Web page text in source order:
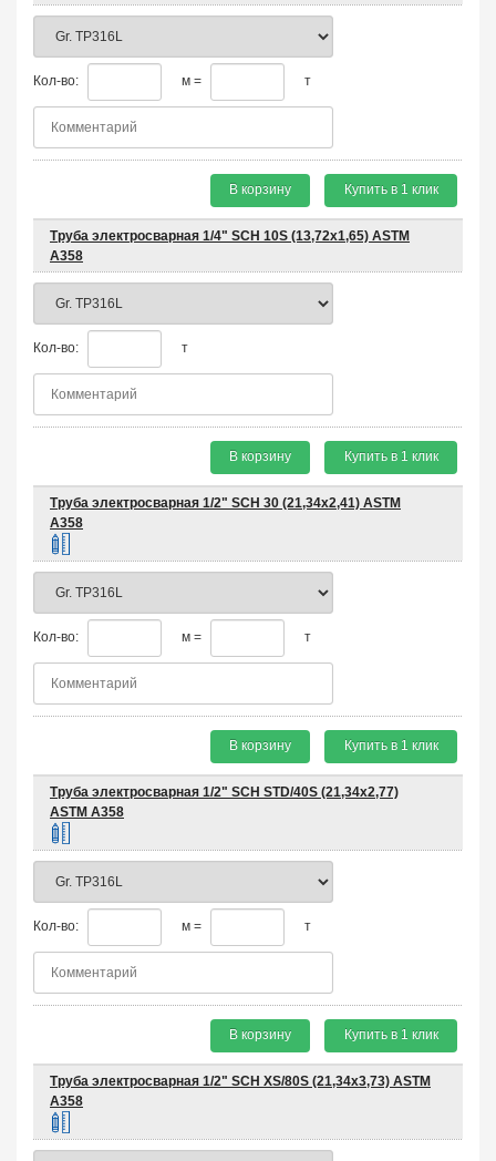
Кол-во: м = т
В корзину Купить в 1 клик
Труба электросварная 1/4" SCH 10S (13,72х1,65) ASTM
A358
Кол-во: т
В корзину Купить в 1 клик
Труба электросварная 1/2" SCH 30 (21,34х2,41) ASTM
A358
Кол-во: м = т
В корзину Купить в 1 клик
Труба электросварная 1/2" SCH STD/40S (21,34х2,77)
ASTM A358
Кол-во: м = т
В корзину Купить в 1 клик
Труба электросварная 1/2" SCH XS/80S (21,34х3,73) ASTM
A358